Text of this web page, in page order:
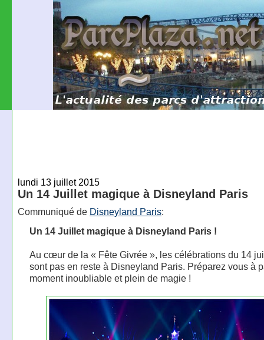
lundi 13 juillet 2015
Un 14 Juillet magique à Disneyland Paris
Communiqué de Disneyland Paris:
Un 14 Juillet magique à Disneyland Paris !
Au cœur de la « Fête Givrée », les célébrations du 14
sont pas en reste à Disneyland Paris. Préparez vous à
moment inoubliable et plein de magie !